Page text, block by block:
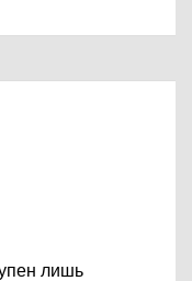
лишь